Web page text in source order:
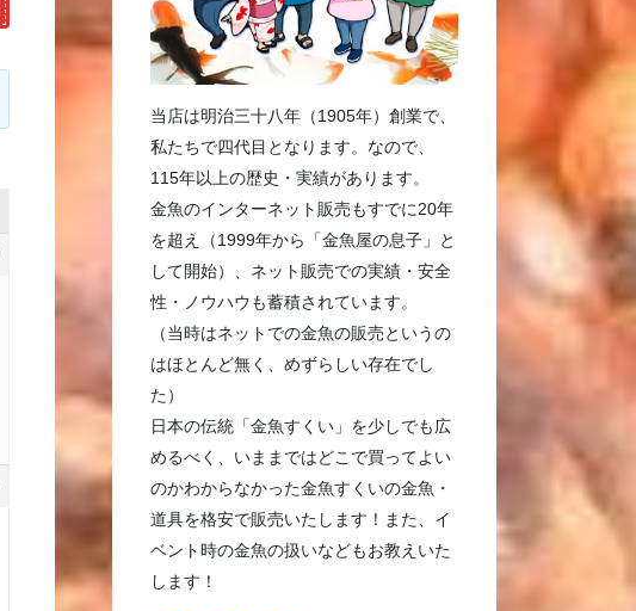
当店は明治三十八年（1905年）創業で、
私たちで四代目となります。なので、
115年以上の歴史・実績があります。
金魚のインターネット販売もすでに20年
を超え（1999年から「金魚屋の息子」と
して開始）、ネット販売での実績・安全
性・ノウハウも蓄積されています。
（当時はネットでの金魚の販売というの
はほとんど無く、めずらしい存在でし
た）
日本の伝統「金魚すくい」を少しでも広
めるべく、いままではどこで買ってよい
のかわからなかった金魚すくいの金魚・
道具を格安で販売いたします！また、イ
ベント時の金魚の扱いなどもお教えいた
します！